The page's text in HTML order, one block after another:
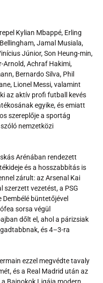
Kylian Mbappé, Erling
Jamal Musiala,
Júnior, Son Heung-min,
Arnold, Achraf Hakimi,
Bernardo Silva, Phil
Lionel Messi, valamint
az aktív profi futball kevés
egyike, és emiatt
szereplője a sportág
nemzetközi
Arénában rendezett
és a hosszabbítás is
zárult: az Arsenal Kai
szerzett vezetést, a PSG
Dembélé büntetőjével
sorsa végül
dőlt el, ahol a párizsiak
és 4–3-ra
ezzel megvédte tavaly
és a Real Madrid után az
Bajnokok Ligája modern